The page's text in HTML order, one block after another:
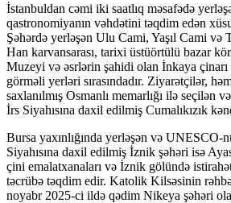
İstanbuldan cəmi iki saatlıq məsafədə
qastronomiyanın vəhdətini təqdim edən
Şəhərdə yerləşən Ulu Cami, Yaşıl Cami və
Han karvansarası, tarixi üstüörtülü bazar
Muzeyi və əsrlərin şahidi olan İnkaya çinarı
görməli yerləri sırasındadır. Ziyarətçilər,
saxlanılmış Osmanlı memarlığı ilə seçilən
İrs Siyahısına daxil edilmiş Cumalıkızık
Bursa yaxınlığında yerləşən və
Siyahısına daxil edilmiş İznik şəhəri isə
çini emalatxanaları və İznik gölündə
təcrübə təqdim edir. Katolik Kilsəsinin
noyabr 2025-ci ildə qədim Nikeya şəhəri